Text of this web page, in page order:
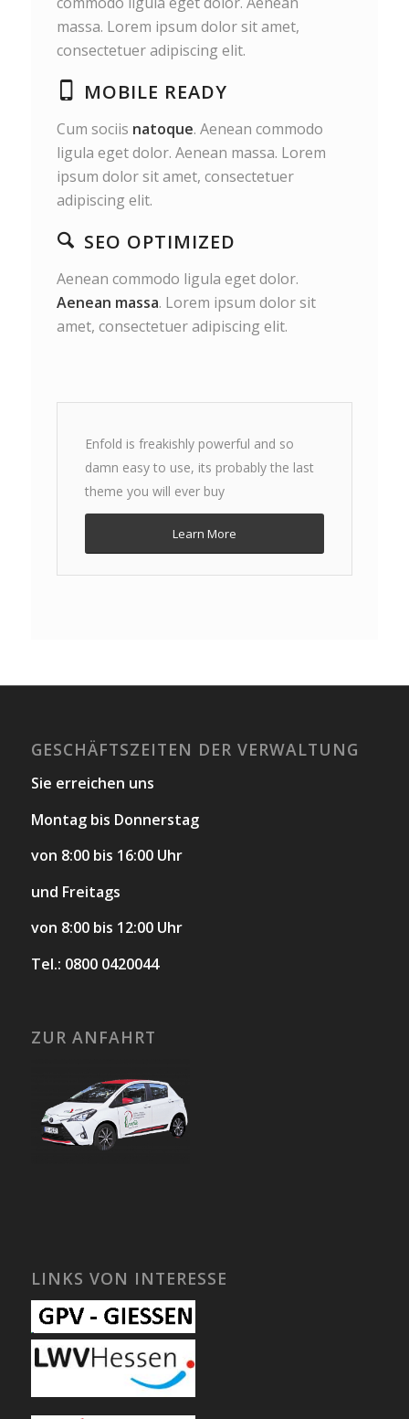
massa. Lorem ipsum dolor sit amet,
consectetuer adipiscing elit.
MOBILE READY
Cum sociis natoque. Aenean commodo
ligula eget dolor. Aenean massa. Lorem
ipsum dolor sit amet, consectetuer
adipiscing elit.
SEO OPTIMIZED
Aenean commodo ligula eget dolor.
Aenean massa. Lorem ipsum dolor sit
amet, consectetuer adipiscing elit.
Enfold is freakishly powerful and so
damn easy to use, its probably the last
theme you will ever buy
Learn More
GESCHÄFTSZEITEN DER VERWALTUNG
Sie erreichen uns
Montag bis Donnerstag
von 8:00 bis 16:00 Uhr
und Freitags
von 8:00 bis 12:00 Uhr
Tel.: 0800 0420044
ZUR ANFAHRT
LINKS VON INTERESSE